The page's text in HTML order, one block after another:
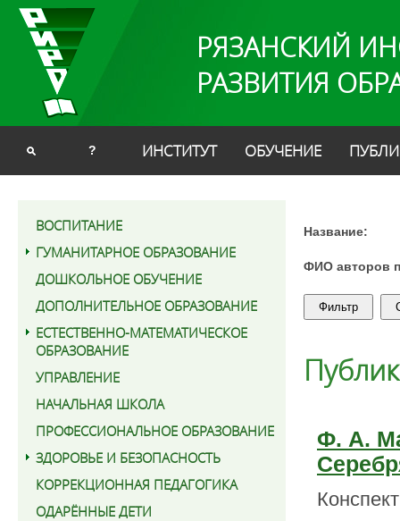
РЯЗАНСКИЙ
РАЗВИТИЯ
? ИНСТИТУТ ОБУЧЕНИЕ
ВОСПИТАНИЕ
ГУМАНИТАРНОЕ ОБРАЗОВАНИЕ
ДОШКОЛЬНОЕ ОБУЧЕНИЕ
ДОПОЛНИТЕЛЬНОЕ ОБРАЗОВАНИЕ
ЕСТЕСТВЕННО-МАТЕМАТИЧЕСКОЕ
ОБРАЗОВАНИЕ
УПРАВЛЕНИЕ
НАЧАЛЬНАЯ ШКОЛА
ПРОФЕССИОНАЛЬНОЕ ОБРАЗОВАНИЕ
ЗДОРОВЬЕ И БЕЗОПАСНОСТЬ
КОРРЕКЦИОННАЯ ПЕДАГОГИКА
ОДАРЁННЫЕ ДЕТИ
Название:
ФИО авторов
Ф. А.